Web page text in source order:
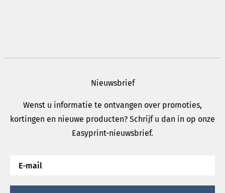
Nieuwsbrief
Wenst u informatie te ontvangen over promoties,
kortingen en nieuwe producten? Schrijf u dan in op onze
Easyprint-nieuwsbrief.